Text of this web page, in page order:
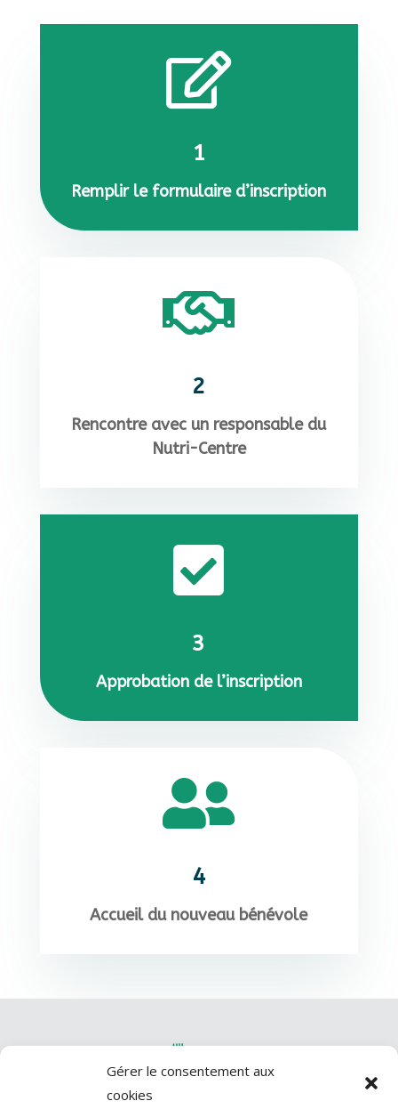
Gérer le consentement aux
cookies

1
Remplir le formulaire d’inscription

2
Rencontre avec un responsable du
Nutri-Centre

3
Approbation de l’inscription

4
Accueil du nouveau bénévole